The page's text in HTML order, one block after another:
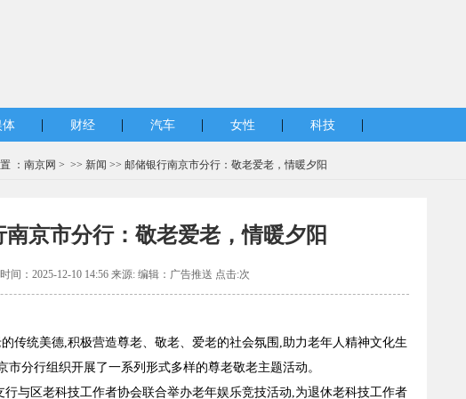
体 | 财经 | 汽车 | 女性 | 科技 |
： 南京网 > >> 新闻 >> 邮储银行南京市分行：敬老爱老，情暖夕阳
南京市分行：敬老爱老，情暖夕阳
时间：2025-12-10 14:56 来源: 编辑：广告推送 点击:次
传统美德,积极营造尊老、敬老、爱老的社会氛围,助力老年人精神文化生
市分行组织开展了一系列形式多样的尊老敬老主题活动。
与区老科技工作者协会联合举办老年娱乐竞技活动,为退休老科技工作者